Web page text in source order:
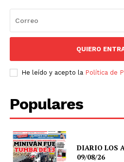
QUIERO
He leído y acepto la Política de
Populares
DIARIO LOS
09/08/26